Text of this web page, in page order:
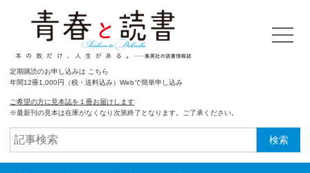
定期購読のお申し込みは こちら
年間12冊1,000円（税・送料込み）Webで簡単申し込み
ご希望の方に見本誌を１冊お届けします
※最新刊の見本は在庫がなくなり次第終了となります。ご了承ください。
検索